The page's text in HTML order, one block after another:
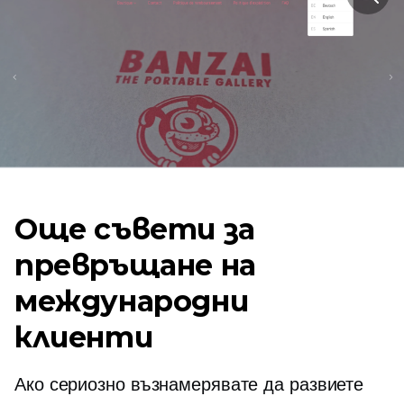
Още съвети за
превръщане на
международни
клиенти
Ако сериозно възнамерявате да развиете